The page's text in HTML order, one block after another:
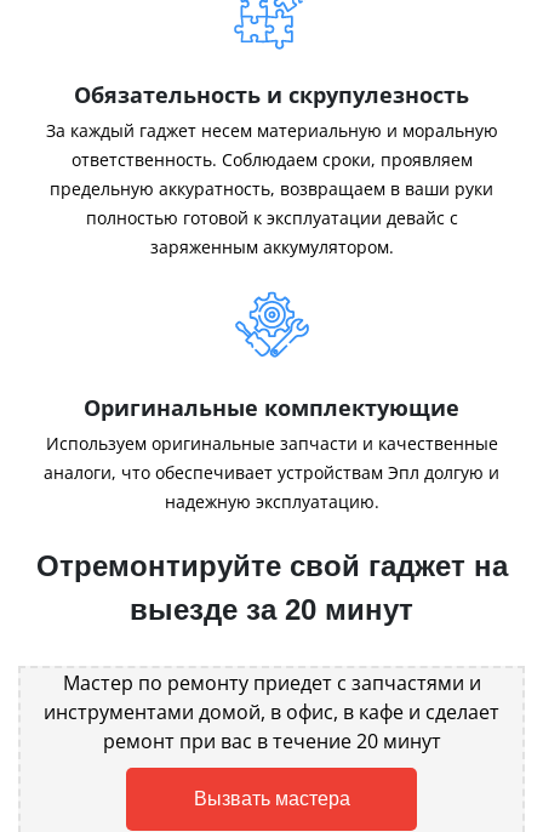
Обязательность и скрупулезность
За каждый гаджет несем материальную и моральную
ответственность. Соблюдаем сроки, проявляем
предельную аккуратность, возвращаем в ваши руки
полностью готовой к эксплуатации девайс с
заряженным аккумулятором.
Оригинальные комплектующие
Используем оригинальные запчасти и качественные
аналоги, что обеспечивает устройствам Эпл долгую и
надежную эксплуатацию.
Отремонтируйте свой гаджет на
выезде за 20 минут
Мастер по ремонту приедет с запчастями и
инструментами домой, в офис, в кафе и сделает
ремонт при вас в течение 20 минут
Вызвать мастера